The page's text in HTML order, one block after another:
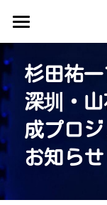
ホーム
お知らせ
ギャラリー
お問い合わせ
杉田祐
深圳・
成プロ
お知らせ